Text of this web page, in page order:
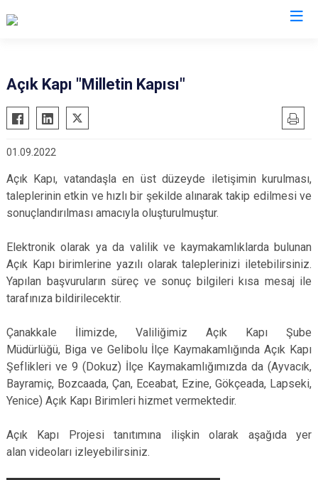
Açık Kapı "Milletin Kapısı"
01.09.2022
Açık Kapı, vatandaşla en üst düzeyde iletişimin kurulması,
taleplerinin etkin ve hızlı bir şekilde alınarak takip edilmesi ve
sonuçlandırılması amacıyla oluşturulmuştur.
Elektronik olarak ya da valilik ve kaymakamlıklarda bulunan
Açık Kapı birimlerine yazılı olarak taleplerinizi iletebilirsiniz.
Yapılan başvuruların süreç ve sonuç bilgileri kısa mesaj ile
tarafınıza bildirilecektir.
Çanakkale İlimizde, Valiliğimiz Açık Kapı Şube
Müdürlüğü, Biga ve Gelibolu İlçe Kaymakamlığında Açık Kapı
Şeflikleri ve 9 (Dokuz) İlçe Kaymakamlığımızda da (Ayvacık,
Bayramiç, Bozcaada, Çan, Eceabat, Ezine, Gökçeada, Lapseki,
Yenice) Açık Kapı Birimleri hizmet vermektedir.
Açık Kapı Projesi tanıtımına ilişkin olarak aşağıda yer
alan videoları izleyebilirsiniz.